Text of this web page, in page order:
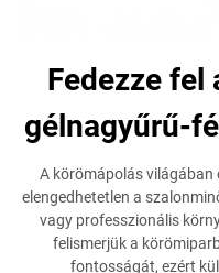
Fedezze fel
gélnagyűrű-
A körömápolás világában
elengedhetetlen a
vagy professzionális
felismerjük a
fontosságát, ezért